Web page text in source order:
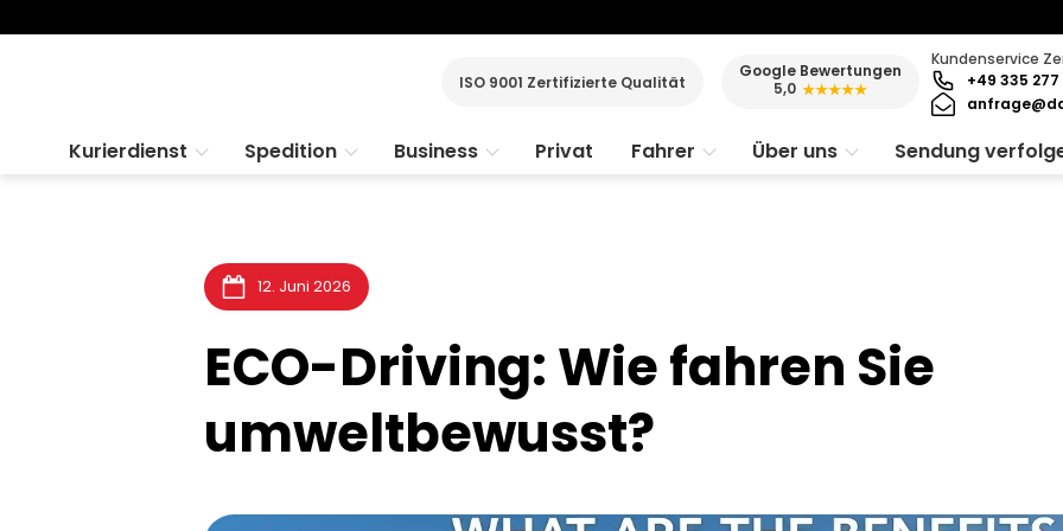
ISO 9001 Zertifizierte Qualität
Google Bewertungen
5,0 ★★★★★
Kundenservice
+49 335 277
Kurierdienst Spedition Business Privat Fahrer Über uns Sendung
12. Juni 2026
ECO-Driving: Wie fahren Sie
umweltbewusst?